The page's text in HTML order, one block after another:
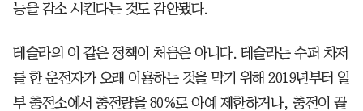
능을 감소 시킨다는 것도 감안됐다.
테슬라의 이 같은 정책이 처음은 아니다. 테슬라는 수퍼 차저
를 한 운전자가 오래 이용하는 것을 막기 위해 2019년부터 일
부 충전소에서 충전량을 80%로 아예 제한하거나, 충전이 끝